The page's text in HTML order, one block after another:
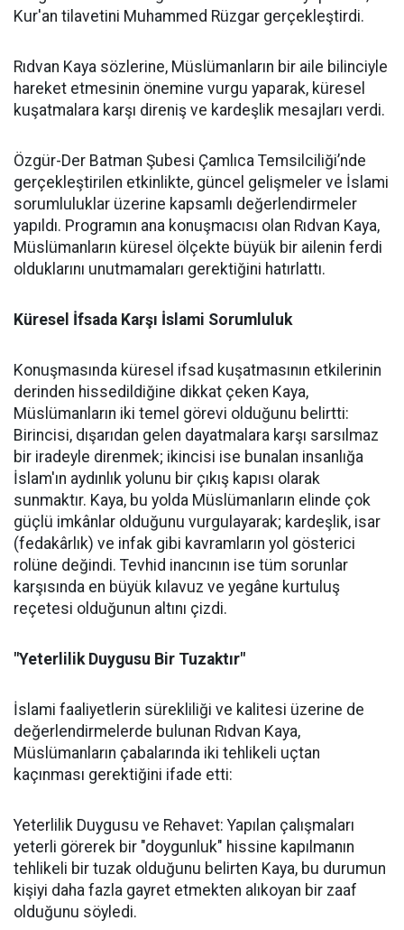
Kur'an tilavetini Muhammed Rüzgar gerçekleştirdi.
Rıdvan Kaya sözlerine, Müslümanların bir aile bilinciyle
hareket etmesinin önemine vurgu yaparak, küresel
kuşatmalara karşı direniş ve kardeşlik mesajları verdi.
Özgür-Der Batman Şubesi Çamlıca Temsilciliği’nde
gerçekleştirilen etkinlikte, güncel gelişmeler ve İslami
sorumluluklar üzerine kapsamlı değerlendirmeler
yapıldı. Programın ana konuşmacısı olan Rıdvan Kaya,
Müslümanların küresel ölçekte büyük bir ailenin ferdi
olduklarını unutmamaları gerektiğini hatırlattı.
Küresel İfsada Karşı İslami Sorumluluk
Konuşmasında küresel ifsad kuşatmasının etkilerinin
derinden hissedildiğine dikkat çeken Kaya,
Müslümanların iki temel görevi olduğunu belirtti:
Birincisi, dışarıdan gelen dayatmalara karşı sarsılmaz
bir iradeyle direnmek; ikincisi ise bunalan insanlığa
İslam'ın aydınlık yolunu bir çıkış kapısı olarak
sunmaktır. Kaya, bu yolda Müslümanların elinde çok
güçlü imkânlar olduğunu vurgulayarak; kardeşlik, isar
(fedakârlık) ve infak gibi kavramların yol gösterici
rolüne değindi. Tevhid inancının ise tüm sorunlar
karşısında en büyük kılavuz ve yegâne kurtuluş
reçetesi olduğunun altını çizdi.
"Yeterlilik Duygusu Bir Tuzaktır"
İslami faaliyetlerin sürekliliği ve kalitesi üzerine de
değerlendirmelerde bulunan Rıdvan Kaya,
Müslümanların çabalarında iki tehlikeli uçtan
kaçınması gerektiğini ifade etti:
Yeterlilik Duygusu ve Rehavet: Yapılan çalışmaları
yeterli görerek bir "doygunluk" hissine kapılmanın
tehlikeli bir tuzak olduğunu belirten Kaya, bu durumun
kişiyi daha fazla gayret etmekten alıkoyan bir zaaf
olduğunu söyledi.